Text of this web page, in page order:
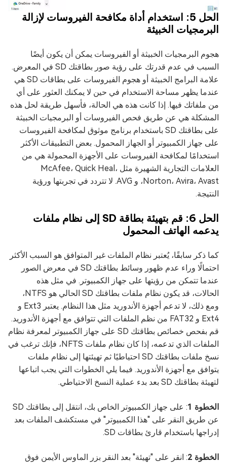
الحل 5: استخدام أداة مكافحة الفيروسات لإزالة
البرمجيات الخبيثة
هجوم البرمجيات الخبيثة أو الفيروسات يمكن أن يكون أيضًا
السبب في عدم قدرتك على رؤية صور بطاقتك SD في المعرض.
علامة البرامج الخبيثة أو هجوم الفيروسات على بطاقات SD هي
عندما يظهر مساحة الاستخدام في حين لا يمكنك العثور على أي
من ملفاتك فيها. إذا كانت هذه هي الحالة، فأسهل طريقة لحل هذه
المشكلة هي عن طريق فحص الفيروسات أو البرمجيات الخبيثة
على بطاقتك SD باستخدام برنامج موثوق لمكافحة الفيروسات
على جهاز الكمبيوتر أو الجهاز المحمول. بعض التطبيقات الأكثر
استخدامًا لمكافحة الفيروسات على الأجهزة المحمولة هي من
العلامات التجارية الشهيرة مثل McAfee، Quick Heal،
Norton، Avira، Avast، و AVG. لا تتردد في تجربتها ورؤية
النتيجة.
الحل 6: قم بتهيئة بطاقة SD إلى نظام ملفات
يدعمه الهاتف المحمول
كما ذكر سابقًا، يُعتبر نظام الملفات غير المتوافق هو السبب الأكثر
احتمالًا وراء عدم ظهور وسائط بطاقتك SD في معرض الصور
عندما تتمكن من رؤيتها على جهاز الكمبيوتر. في مثل هذه
الحالات، قد يكون نظام ملفات بطاقتك SD الحالي هو NTFS،
ومع ذلك، لا تدعم أجهزة الأندوريد مثل هذا النظام. يعتبر Ext3 و
Ext4 و FAT32 من نظم الملفات التي تتوافق مع أجهزة الأندوريد.
قم بفحص خصائص بطاقتك SD على جهاز الكمبيوتر لمعرفة نظام
الملفات الذي تدعمه، إذا كان نظام ملفات NFTS، فإنك ترغب في
نسخ ملفات بطاقتك SD احتياطيًا ثم تهيئتها إلى نظام ملفات
يتوافق مع أجهزة الأندوريد. فيما يلي الخطوات التي يجب اتباعها
لتهيئة بطاقتك SD بعد بدء عملية النسخ الاحتياطي.
الخطوة 1
: على جهاز الكمبيوتر الخاص بك، انتقل إلى بطاقتك SD
عن طريق النقر على "هذا الكمبيوتر" في مستكشف الملفات بعد
إدراجها باستخدام قارئ بطاقات SD.
الخطوة 2
: انقر على "تهيئة" بعد النقر بزر الماوس الأيمن فوق